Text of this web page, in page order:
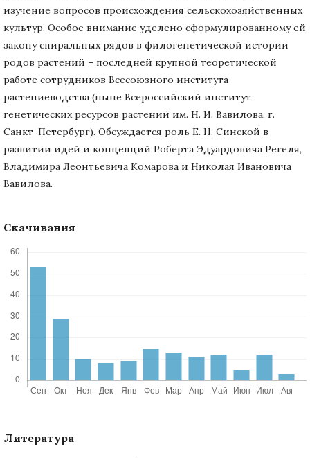
изучение вопросов происхождения сельскохозяйственных
культур. Особое внимание уделено сформулированному ей
закону спиральных рядов в филогенетической истории
родов растений – последней крупной теоретической
работе сотрудников Всесоюзного института
растениеводства (ныне Всероссийский институт
генетических ресурсов растений им. Н. И. Вавилова, г.
Санкт-Петербург). Обсуждается роль Е. Н. Синской в
развитии идей и концепций Роберта Эдуардовича Регеля,
Владимира Леонтьевича Комарова и Николая Ивановича
Вавилова.
Скачивания
Литература